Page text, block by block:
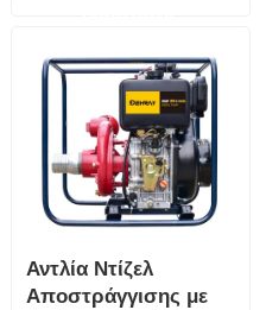
εργασίες διαχείρισης
Αντλία Ντίζελ
Αποστράγγισης με